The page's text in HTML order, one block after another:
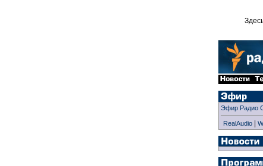
Эфир Радио
RealAudio|